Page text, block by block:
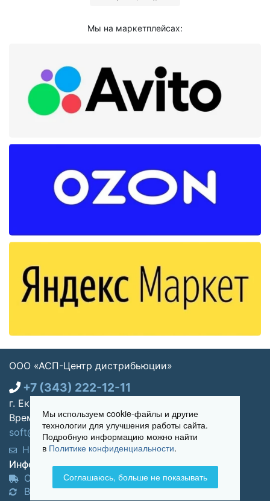
Мы на маркетплейсах:
ООО «АСП-Центр дистрибьюции»
+7 (343) 222-12-11
г. Екатеринбург, ул. Щорса 7, офис 270
Время работы: Пн-пт 09:00 - 18:00
soft@asp-partners.ru
Написать нам
Обратный звонок
Информация для покупателей:
Оплата и доставка
Возврат и обмен товара
Мы используем cookie-файлы и другие
технологии для улучшения работы сайта.
Подробную информацию можно найти
в Политике конфиденциальности.
Соглашаюсь, больше не показывать